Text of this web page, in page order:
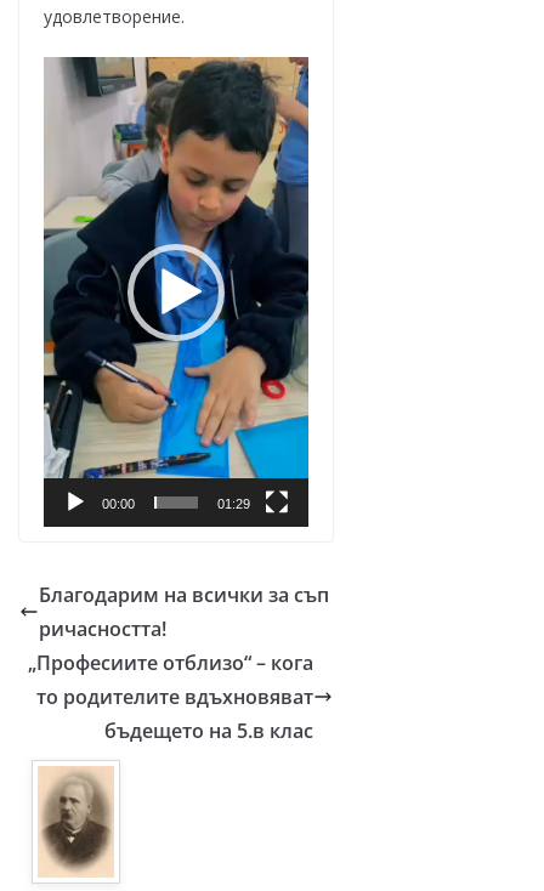
удовлетворение.
Видео
00:00 01:29
Благодарим на всички за съп
ричасността!
„Професиите отблизо“ – кога
то родителите вдъхновяват
бъдещето на 5.в клас